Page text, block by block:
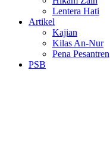
Lentera Hati
Artikel
Kajian
Kilas An-Nur
Pena Pesantren
PSB